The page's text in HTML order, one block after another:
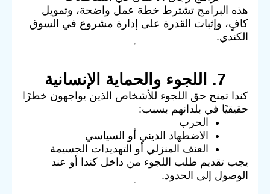
هذه البرامج تشترط خطة عمل واضحة، وتمويل
كافٍ، وإثبات القدرة على إدارة مشروع في السوق
الكندي.
7. اللجوء والحماية الإنسانية
كندا تمنح حق اللجوء للأشخاص الذين يواجهون خطرًا
حقيقيًا في بلدانهم بسبب:
الحرب
الاضطهاد الديني أو السياسي
العنف المنزلي أو التهديدات الجسيمة
يجب تقديم طلب اللجوء من داخل كندا أو عند
الوصول إلى الحدود.